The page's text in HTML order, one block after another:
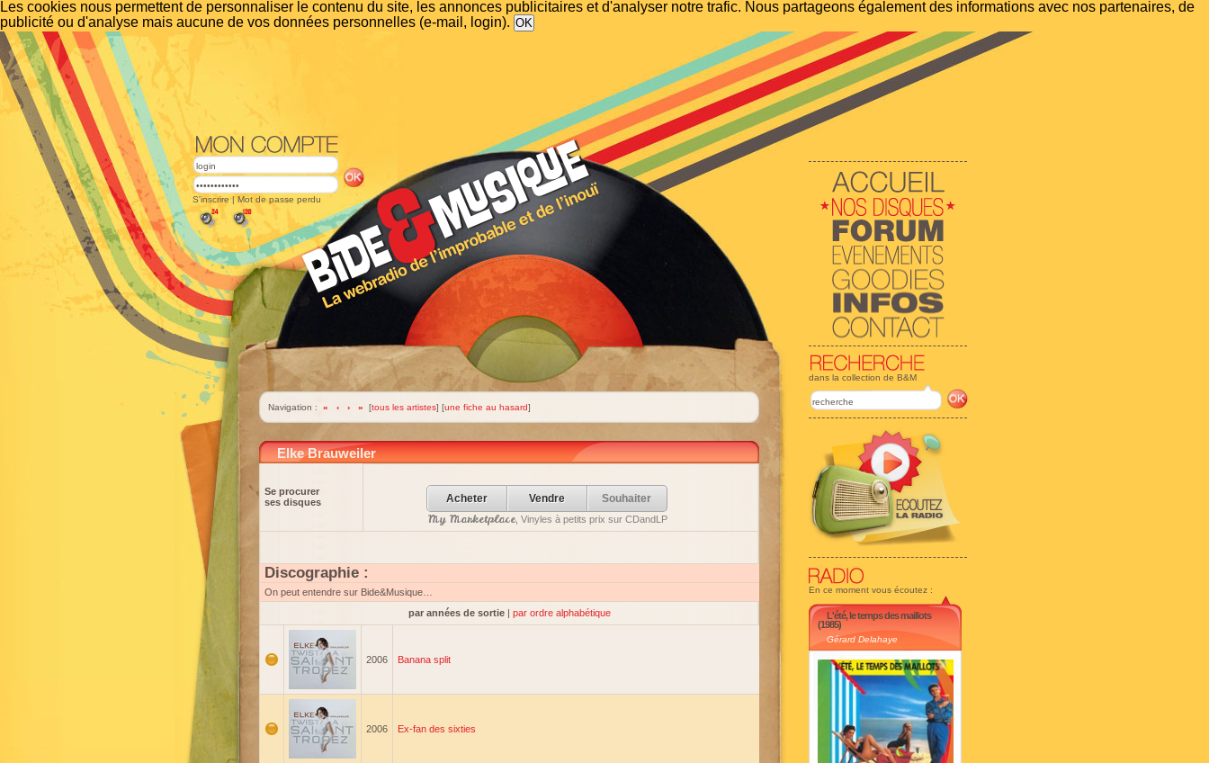
Les cookies nous permettent de personnaliser le contenu du site, les annonces publicitaires et d'analyser notre trafic. Nous partageons également des informations avec nos partenaires, de
publicité ou d'analyse mais aucune de vos données personnelles (e-mail, login).
dans la collection de B&M
En ce moment vous écoutez :
L'été, le temps des maillots
(1985)
Gérard Delahaye
S'inscrire | Mot de passe perdu
Navigation : « ‹ › » [tous les artistes] [une fiche au hasard]
Elke Brauweiler
Se procurer
ses disques
Acheter Vendre Souhaiter
My Marketplace, Vinyles à petits prix sur CDandLP
Discographie :
On peut entendre sur Bide&Musique…
par années de sortie | par ordre alphabétique
2006 Banana split
2006 Ex-fan des sixties